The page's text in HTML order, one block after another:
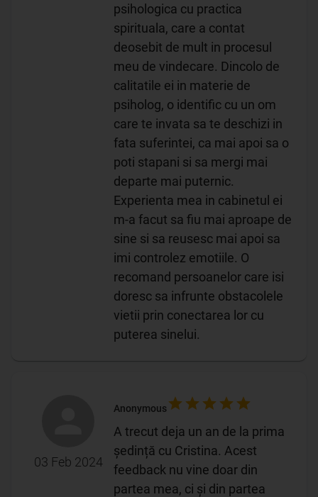
psihologica cu practica
spirituala, care a contat
deosebit de mult in procesul
meu de vindecare. Dincolo de
calitatile ei in materie de
psiholog, o identific cu un om
care te invata sa te deschizi in
fata suferintei, ca mai apoi sa o
poti stapani si sa mergi mai
departe mai puternic.
Experienta mea in cabinetul ei
m-a facut sa fiu mai aproape de
sine si sa reusesc mai apoi sa
imi controlez emotiile. O
recomand persoanelor care isi
doresc sa infrunte obstacolele
vietii prin conectarea lor cu
puterea sinelui.
03 Feb 2024
Anonymous
A trecut deja un an de la prima
ședință cu Cristina. Acest
feedback nu vine doar din
partea mea, ci și din partea